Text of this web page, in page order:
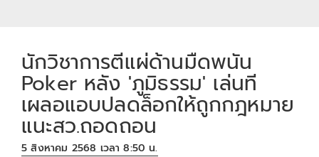
นักวิชาการตีแผ่ด้านมืดพนัน
Poker หลัง 'ภูมิธรรม' เล่นที
เผลอแอบปลดล็อกให้ถูกกฎหมาย
แนะสว.ถอดถอน
5 สิงหาคม 2568 เวลา 8:50 น.